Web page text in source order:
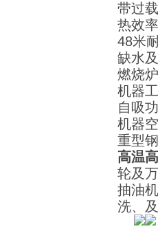
带过
热效
48米
缺水
燃烧
机器
自吸
机器
重型
高温
轮及
抽油
洗、